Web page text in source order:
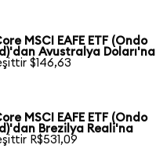
MSCI EAFE ETF (Ondo
Avustralya Doları'na
$146,63
MSCI EAFE ETF (Ondo
Brezilya Reali'na
R$531,09